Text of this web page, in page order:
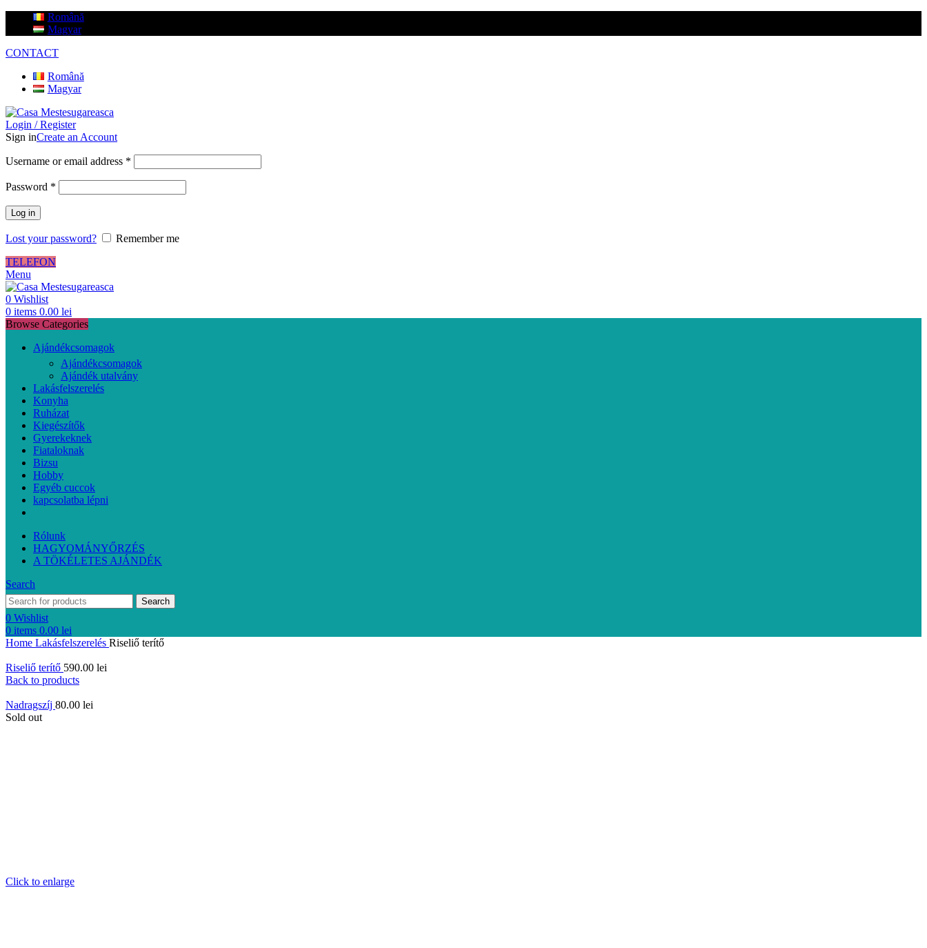
Română
Magyar
CONTACT
Română
Magyar
Login / Register
Sign inCreate an Account
Username or email address *
Password *
Log in
Lost your password?
Remember me
TELEFON
Menu
0 Wishlist
0 items 0.00 lei
Browse Categories
Ajándékcsomagok
Ajándékcsomagok
Ajándék utalvány
Lakásfelszerelés
Konyha
Ruházat
Kiegészítők
Gyerekeknek
Fiataloknak
Bizsu
Hobby
Egyéb cuccok
kapcsolatba lépni
Rólunk
HAGYOMÁNYŐRZÉS
A TÖKÉLETES AJÁNDÉK
Search
Search
0 Wishlist
0 items 0.00 lei
Home Lakásfelszerelés Riseliő terítő
Riseliő terítő 590.00 lei
Back to products
Nadragszíj 80.00 lei
Sold out
Click to enlarge